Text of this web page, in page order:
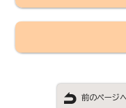
前のページ